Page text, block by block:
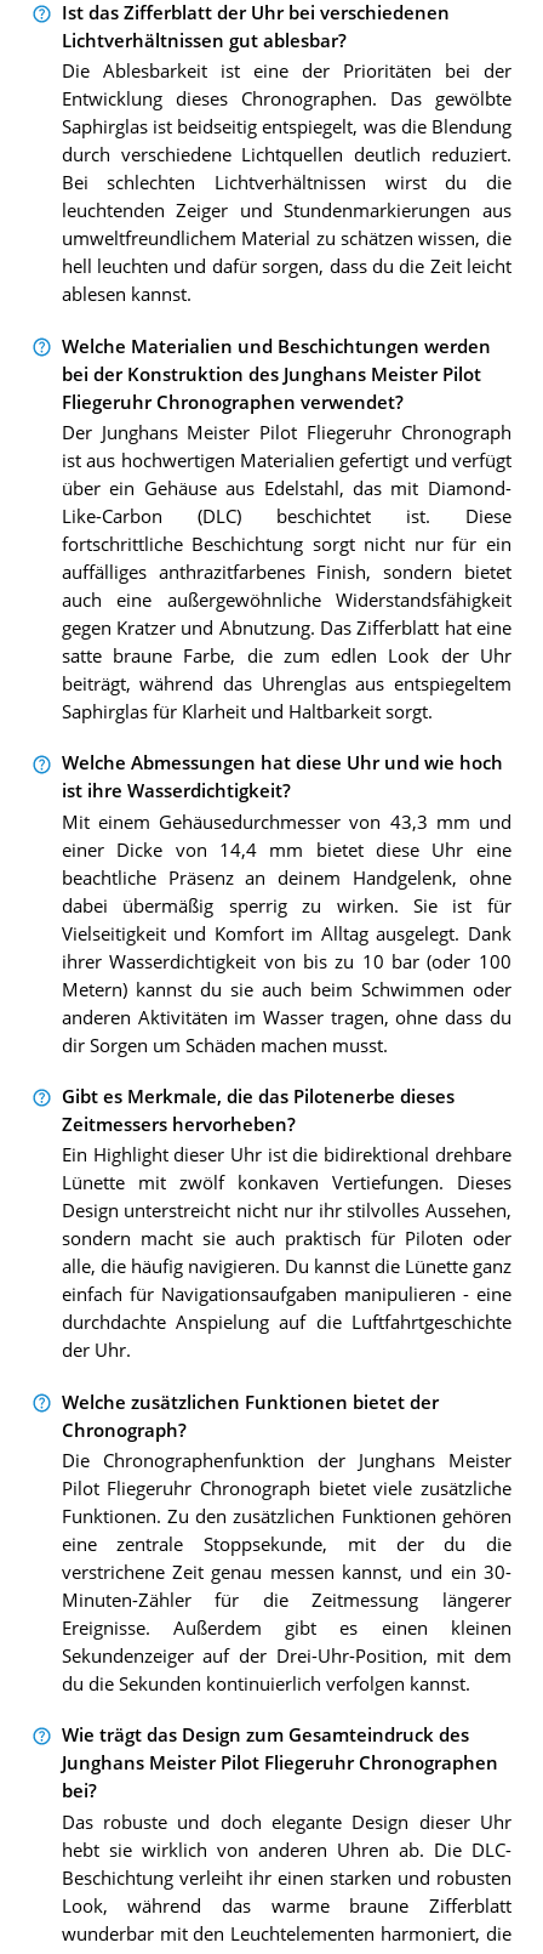
Ist das Zifferblatt der Uhr bei verschiedenen
Lichtverhältnissen gut ablesbar?
Die Ablesbarkeit ist eine der Prioritäten bei der
Entwicklung dieses Chronographen. Das gewölbte
Saphirglas ist beidseitig entspiegelt, was die Blendung
durch verschiedene Lichtquellen deutlich reduziert.
Bei schlechten Lichtverhältnissen wirst du die
leuchtenden Zeiger und Stundenmarkierungen aus
umweltfreundlichem Material zu schätzen wissen, die
hell leuchten und dafür sorgen, dass du die Zeit leicht
ablesen kannst.
Welche Materialien und Beschichtungen werden
bei der Konstruktion des Junghans Meister Pilot
Fliegeruhr Chronographen verwendet?
Der Junghans Meister Pilot Fliegeruhr Chronograph
ist aus hochwertigen Materialien gefertigt und verfügt
über ein Gehäuse aus Edelstahl, das mit Diamond-
Like-Carbon (DLC) beschichtet ist. Diese
fortschrittliche Beschichtung sorgt nicht nur für ein
auffälliges anthrazitfarbenes Finish, sondern bietet
auch eine außergewöhnliche Widerstandsfähigkeit
gegen Kratzer und Abnutzung. Das Zifferblatt hat eine
satte braune Farbe, die zum edlen Look der Uhr
beiträgt, während das Uhrenglas aus entspiegeltem
Saphirglas für Klarheit und Haltbarkeit sorgt.
Welche Abmessungen hat diese Uhr und wie hoch
ist ihre Wasserdichtigkeit?
Mit einem Gehäusedurchmesser von 43,3 mm und
einer Dicke von 14,4 mm bietet diese Uhr eine
beachtliche Präsenz an deinem Handgelenk, ohne
dabei übermäßig sperrig zu wirken. Sie ist für
Vielseitigkeit und Komfort im Alltag ausgelegt. Dank
ihrer Wasserdichtigkeit von bis zu 10 bar (oder 100
Metern) kannst du sie auch beim Schwimmen oder
anderen Aktivitäten im Wasser tragen, ohne dass du
dir Sorgen um Schäden machen musst.
Gibt es Merkmale, die das Pilotenerbe dieses
Zeitmessers hervorheben?
Ein Highlight dieser Uhr ist die bidirektional drehbare
Lünette mit zwölf konkaven Vertiefungen. Dieses
Design unterstreicht nicht nur ihr stilvolles Aussehen,
sondern macht sie auch praktisch für Piloten oder
alle, die häufig navigieren. Du kannst die Lünette ganz
einfach für Navigationsaufgaben manipulieren - eine
durchdachte Anspielung auf die Luftfahrtgeschichte
der Uhr.
Welche zusätzlichen Funktionen bietet der
Chronograph?
Die Chronographenfunktion der Junghans Meister
Pilot Fliegeruhr Chronograph bietet viele zusätzliche
Funktionen. Zu den zusätzlichen Funktionen gehören
eine zentrale Stoppsekunde, mit der du die
verstrichene Zeit genau messen kannst, und ein 30-
Minuten-Zähler für die Zeitmessung längerer
Ereignisse. Außerdem gibt es einen kleinen
Sekundenzeiger auf der Drei-Uhr-Position, mit dem
du die Sekunden kontinuierlich verfolgen kannst.
Wie trägt das Design zum Gesamteindruck des
Junghans Meister Pilot Fliegeruhr Chronographen
bei?
Das robuste und doch elegante Design dieser Uhr
hebt sie wirklich von anderen Uhren ab. Die DLC-
Beschichtung verleiht ihr einen starken und robusten
Look, während das warme braune Zifferblatt
wunderbar mit den Leuchtelementen harmoniert, die